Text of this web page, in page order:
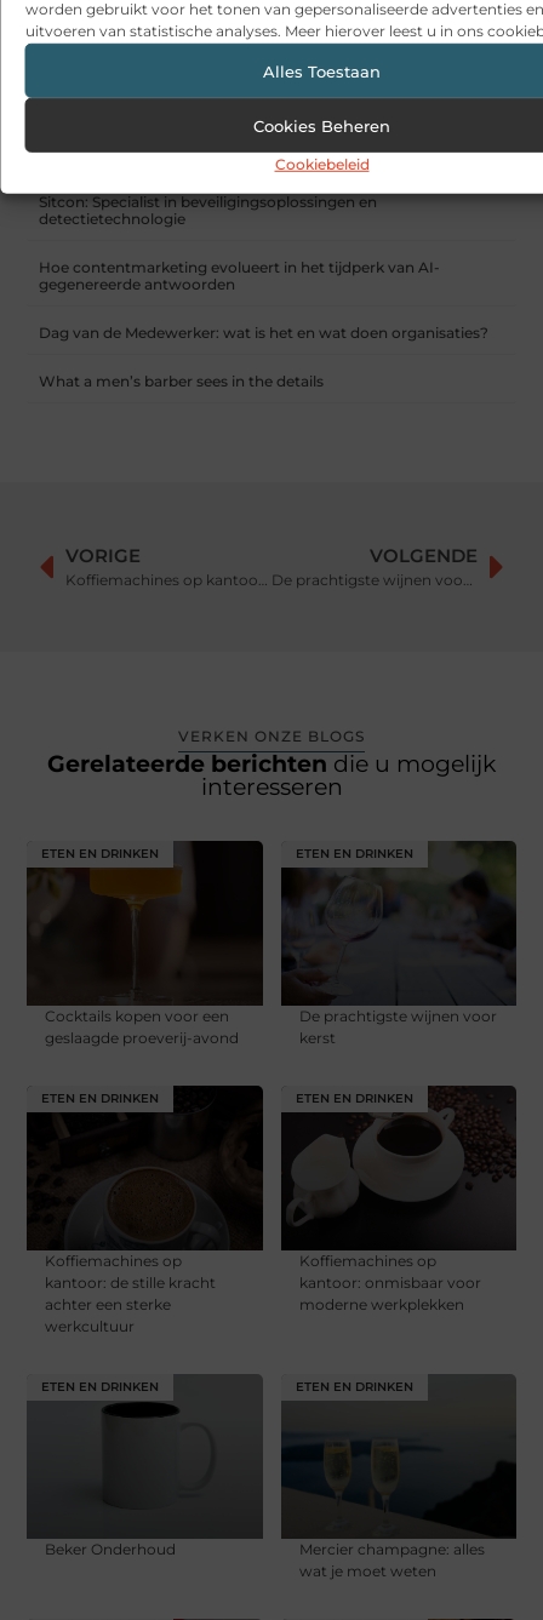
worden gebruikt voor het tonen van gepersonaliseerde advertenties
uitvoeren van statistische analyses. Meer hierover leest u in ons
Alles Toestaan
Cookies Beheren
Cookiebeleid
Thermoplan-koffiemachine bestellen voor topkwaliteit
koffie
RECENTE BERICHTEN
Een deur die open blijft zonder gedoe
Sitcon: Specialist in beveiligingsoplossingen en
detectietechnologie
Hoe contentmarketing evolueert in het tijdperk van AI-
gegenereerde antwoorden
Dag van de Medewerker: wat is het en wat doen organisaties?
What a men’s barber sees in the details
VORIGE
Koffiemachines op kantoor: de stille kracht achter een sterke werkcultuur
VOLGENDE
De prachtigste wijnen voor kerst
VERKEN ONZE BLOGS
Gerelateerde berichten die u mogelijk
interesseren
ETEN EN DRINKEN
Cocktails kopen voor een
geslaagde proeverij-avond
ETEN EN DRINKEN
De prachtigste wijnen voor
kerst
ETEN EN DRINKEN
Koffiemachines op
kantoor: de stille kracht
achter een sterke
werkcultuur
ETEN EN DRINKEN
Koffiemachines op
kantoor: onmisbaar voor
moderne werkplekken
ETEN EN DRINKEN
Beker Onderhoud
ETEN EN DRINKEN
Mercier champagne: alles
wat je moet weten